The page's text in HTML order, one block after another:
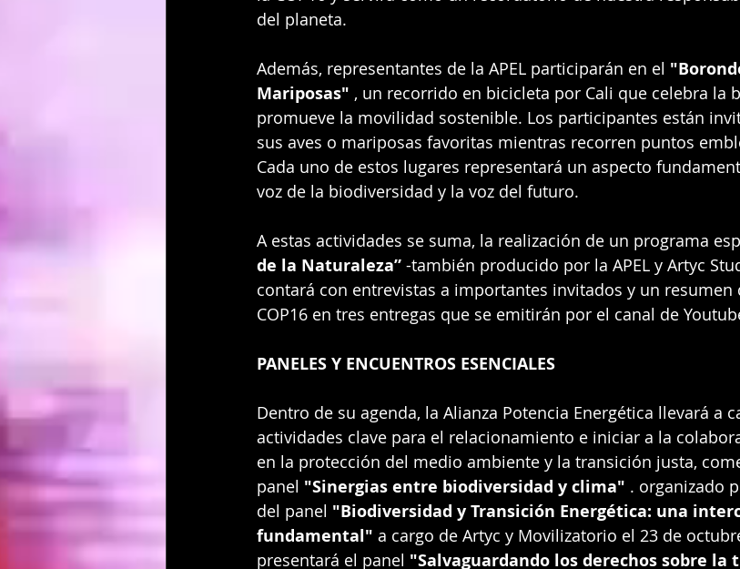
del planeta.
Además, representantes de la APEL participarán en el
Mariposas" , un recorrido en bicicleta por Cali que celebra la
promueve la movilidad sostenible. Los participantes están
sus aves o mariposas favoritas mientras recorren puntos
Cada uno de estos lugares representará un aspecto
voz de la biodiversidad y la voz del futuro.
A estas actividades se suma, la realización de un programa
de la Naturaleza” -también producido por la APEL y Artyc
contará con entrevistas a importantes invitados y un resumen
COP16 en tres entregas que se emitirán por el canal de
PANELES Y ENCUENTROS ESENCIALES
Dentro de su agenda, la Alianza Potencia Energética llevará a
actividades clave para el relacionamiento e iniciar a la
en la protección del medio ambiente y la transición justa,
panel "Sinergias entre biodiversidad y clima" . organizado
del panel "Biodiversidad y Transición Energética: una
fundamental" a cargo de Artyc y Movilizatorio el 23 de
presentará el panel "Salvaguardando los derechos sobre la